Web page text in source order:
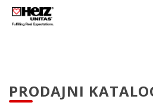
PRODAJNI